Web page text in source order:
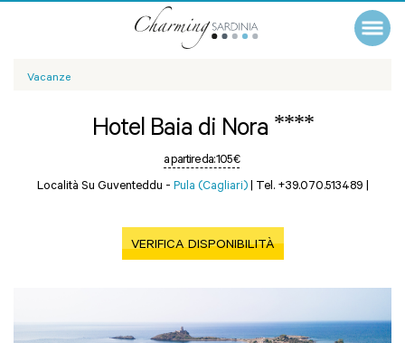
Vacanze
Hotel Baia di Nora ****
a partire da:105 €
Località Su Guventeddu - Pula (Cagliari) | Tel. +39.070.513489 |
VERIFICA DISPONIBILITÀ